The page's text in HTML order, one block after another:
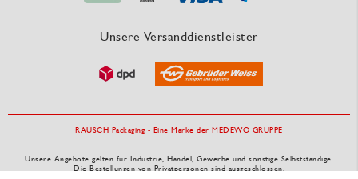
Unsere Versanddienstleister
RAUSCH Packaging - Eine Marke der MEDEWO GRUPPE
Unsere Angebote gelten für Industrie, Handel, Gewerbe und sonstige Selbstständige.
Die Bestellungen von Privatpersonen sind ausgeschlossen.